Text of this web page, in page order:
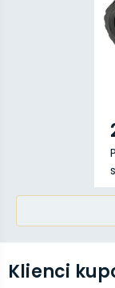
Klienci